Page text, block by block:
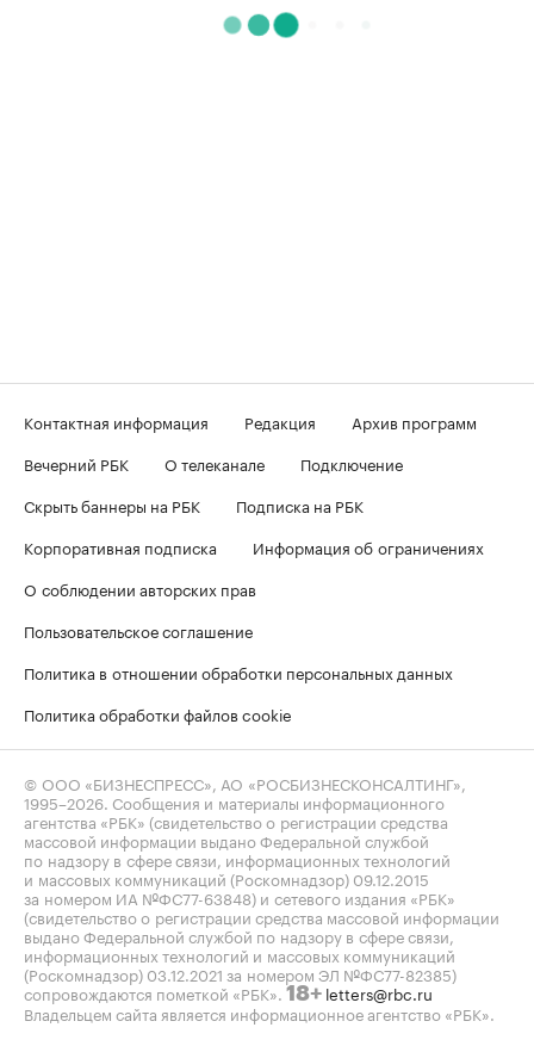
Контактная информация Редакция
Архив программ
Вечерний РБК
О телеканале
Подключение
Скрыть баннеры на РБК
Подписка на РБК
Корпоративная подписка
Информация об ограничениях
О соблюдении авторских прав
Пользовательское соглашение
Политика в отношении обработки персональных данных
Политика обработки файлов cookie
© ООО «БИЗНЕСПРЕСС», АО «РОСБИЗНЕСКОНСАЛТИНГ»,
1995–2026 . Сообщения и материалы информационного
агентства «РБК» (свидетельство о регистрации средства
массовой информации выдано Федеральной службой
по надзору в сфере связи, информационных технологий
и массовых коммуникаций (Роскомнадзор) 09.12.2015
за номером ИА №ФС77-63848) и сетевого издания «РБК»
(свидетельство о регистрации средства массовой информации
выдано Федеральной службой по надзору в сфере связи,
информационных технологий и массовых коммуникаций
(Роскомнадзор) 03.12.2021 за номером ЭЛ №ФС77-82385)
сопровождаются пометкой «РБК». 18+ letters@rbc.ru
Владельцем сайта является информационное агентство «РБК».